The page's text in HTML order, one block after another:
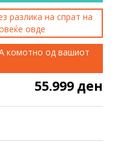
разлика на спрат на
овде
комотно од вашиот
55.999 ден